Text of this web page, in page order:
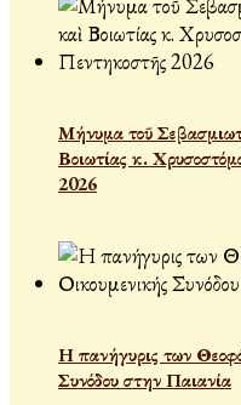
Μήνυμα τοῦ
Βοιωτίας κ.
2026
Η πανήγυρις των
Συνόδου στην Παιανία